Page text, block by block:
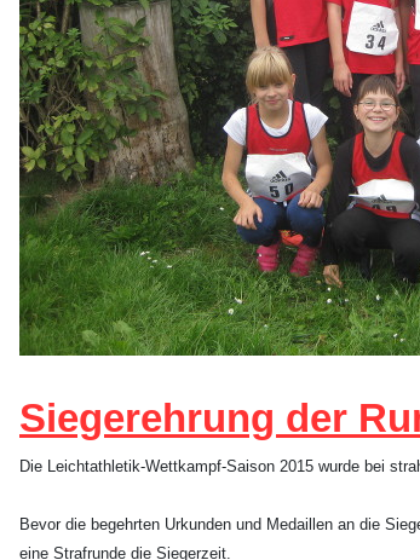
Siegerehrung der
Die Leichtathletik-Wettkampf-Saison 2015 wurde bei
Bevor die begehrten Urkunden und Medaillen an die
eine Strafrunde die Siegerzeit.